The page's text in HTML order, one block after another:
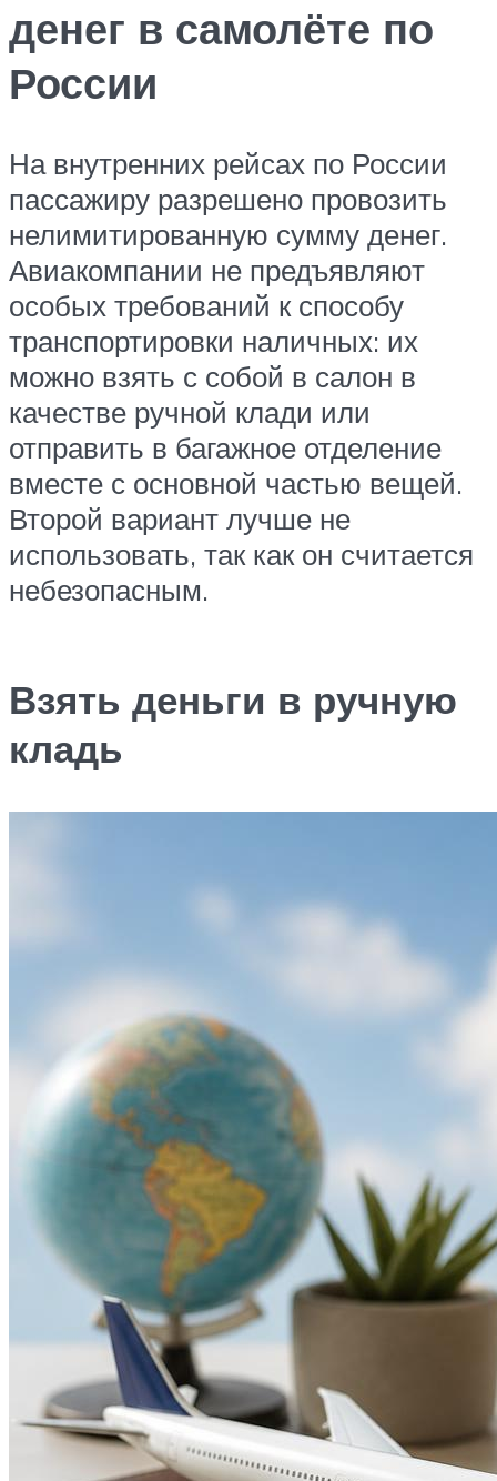
денег в самолёте по
России
На внутренних рейсах по России
пассажиру разрешено провозить
нелимитированную сумму денег.
Авиакомпании не предъявляют
особых требований к способу
транспортировки наличных: их
можно взять с собой в салон в
качестве ручной клади или
отправить в багажное отделение
вместе с основной частью вещей.
Второй вариант лучше не
использовать, так как он считается
небезопасным.
Взять деньги в ручную
кладь